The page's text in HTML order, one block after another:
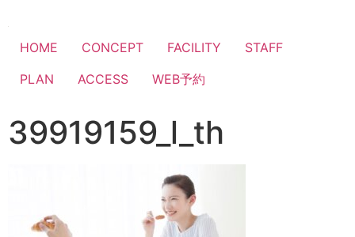
HOME CONCEPT FACILITY
STAFF
PLAN
ACCESS WEB予約
39919159_l_th